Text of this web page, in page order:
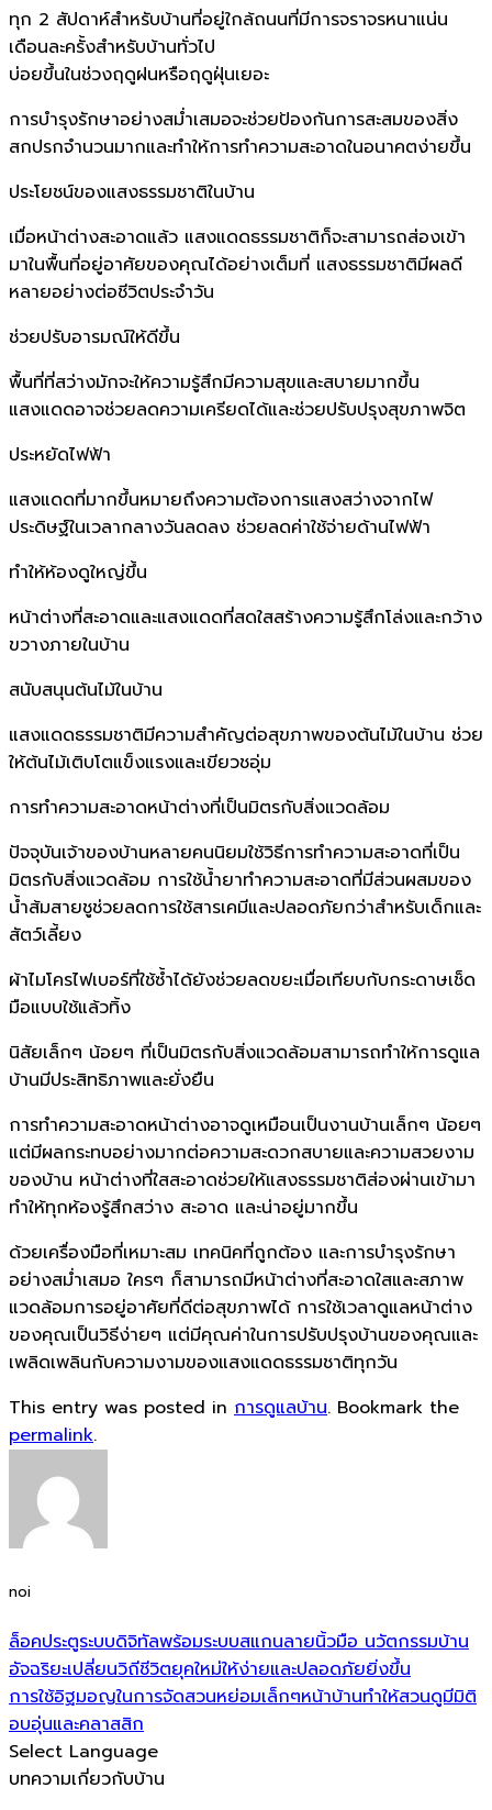
ทุก 2 สัปดาห์สำหรับบ้านที่อยู่ใกล้ถนนที่มีการจราจรหนาแน่น
เดือนละครั้งสำหรับบ้านทั่วไป
บ่อยขึ้นในช่วงฤดูฝนหรือฤดูฝุ่นเยอะ
การบำรุงรักษาอย่างสม่ำเสมอจะช่วยป้องกันการสะสมของสิ่ง
สกปรกจำนวนมากและทำให้การทำความสะอาดในอนาคตง่ายขึ้น
ประโยชน์ของแสงธรรมชาติในบ้าน
เมื่อหน้าต่างสะอาดแล้ว แสงแดดธรรมชาติก็จะสามารถส่องเข้า
มาในพื้นที่อยู่อาศัยของคุณได้อย่างเต็มที่ แสงธรรมชาติมีผลดี
หลายอย่างต่อชีวิตประจำวัน
ช่วยปรับอารมณ์ให้ดีขึ้น
พื้นที่ที่สว่างมักจะให้ความรู้สึกมีความสุขและสบายมากขึ้น
แสงแดดอาจช่วยลดความเครียดได้และช่วยปรับปรุงสุขภาพจิต
ประหยัดไฟฟ้า
แสงแดดที่มากขึ้นหมายถึงความต้องการแสงสว่างจากไฟ
ประดิษฐ์ในเวลากลางวันลดลง ช่วยลดค่าใช้จ่ายด้านไฟฟ้า
ทำให้ห้องดูใหญ่ขึ้น
หน้าต่างที่สะอาดและแสงแดดที่สดใสสร้างความรู้สึกโล่งและกว้าง
ขวางภายในบ้าน
สนับสนุนต้นไม้ในบ้าน
แสงแดดธรรมชาติมีความสำคัญต่อสุขภาพของต้นไม้ในบ้าน ช่วย
ให้ต้นไม้เติบโตแข็งแรงและเขียวชอุ่ม
การทำความสะอาดหน้าต่างที่เป็นมิตรกับสิ่งแวดล้อม
ปัจจุบันเจ้าของบ้านหลายคนนิยมใช้วิธีการทำความสะอาดที่เป็น
มิตรกับสิ่งแวดล้อม การใช้น้ำยาทำความสะอาดที่มีส่วนผสมของ
น้ำส้มสายชูช่วยลดการใช้สารเคมีและปลอดภัยกว่าสำหรับเด็กและ
สัตว์เลี้ยง
ผ้าไมโครไฟเบอร์ที่ใช้ซ้ำได้ยังช่วยลดขยะเมื่อเทียบกับกระดาษเช็ด
มือแบบใช้แล้วทิ้ง
นิสัยเล็กๆ น้อยๆ ที่เป็นมิตรกับสิ่งแวดล้อมสามารถทำให้การดูแล
บ้านมีประสิทธิภาพและยั่งยืน
การทำความสะอาดหน้าต่างอาจดูเหมือนเป็นงานบ้านเล็กๆ น้อยๆ
แต่มีผลกระทบอย่างมากต่อความสะดวกสบายและความสวยงาม
ของบ้าน หน้าต่างที่ใสสะอาดช่วยให้แสงธรรมชาติส่องผ่านเข้ามา
ทำให้ทุกห้องรู้สึกสว่าง สะอาด และน่าอยู่มากขึ้น
ด้วยเครื่องมือที่เหมาะสม เทคนิคที่ถูกต้อง และการบำรุงรักษา
อย่างสม่ำเสมอ ใครๆ ก็สามารถมีหน้าต่างที่สะอาดใสและสภาพ
แวดล้อมการอยู่อาศัยที่ดีต่อสุขภาพได้ การใช้เวลาดูแลหน้าต่าง
ของคุณเป็นวิธีง่ายๆ แต่มีคุณค่าในการปรับปรุงบ้านของคุณและ
เพลิดเพลินกับความงามของแสงแดดธรรมชาติทุกวัน
This entry was posted in การดูแลบ้าน. Bookmark the
permalink.
noi
ล็อคประตูระบบดิจิทัลพร้อมระบบสแกนลายนิ้วมือ นวัตกรรมบ้าน
อัจฉริยะเปลี่ยนวิถีชีวิตยุคใหม่ให้ง่ายและปลอดภัยยิ่งขึ้น
การใช้อิฐมอญในการจัดสวนหย่อมเล็กๆหน้าบ้านทำให้สวนดูมีมิติ
อบอุ่นและคลาสสิก
Select Language
บทความเกี่ยวกับบ้าน